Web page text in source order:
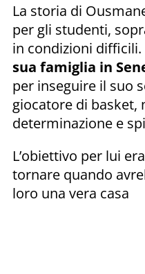
La storia di
per gli studenti,
in condizioni
sua famiglia in
per inseguire il suo
giocatore di
determinazione e
L’obiettivo per lui
tornare quando
loro una vera casa